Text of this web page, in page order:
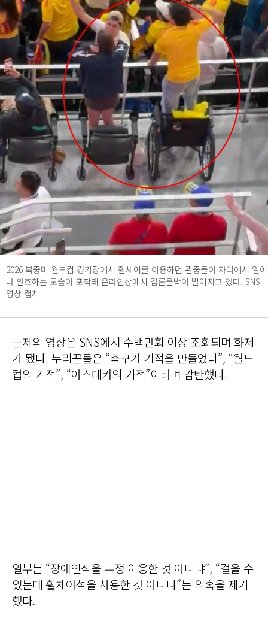
2026 북중미 월드컵 경기장에서 휠체어를 이용하던 관중들이 자리에서 일어
나 환호하는 모습이 포착돼 온라인상에서 갑론을박이 벌어지고 있다. SNS
영상 캡처
문제의 영상은 SNS에서 수백만회 이상 조회되며 화제
가 됐다. 누리꾼들은 “축구가 기적을 만들었다”, “월드
컵의 기적”, “아스테카의 기적”이라며 감탄했다.
일부는 “장애인석을 부정 이용한 것 아니냐”, “걸을 수
있는데 휠체어석을 사용한 것 아니냐”는 의혹을 제기
했다.